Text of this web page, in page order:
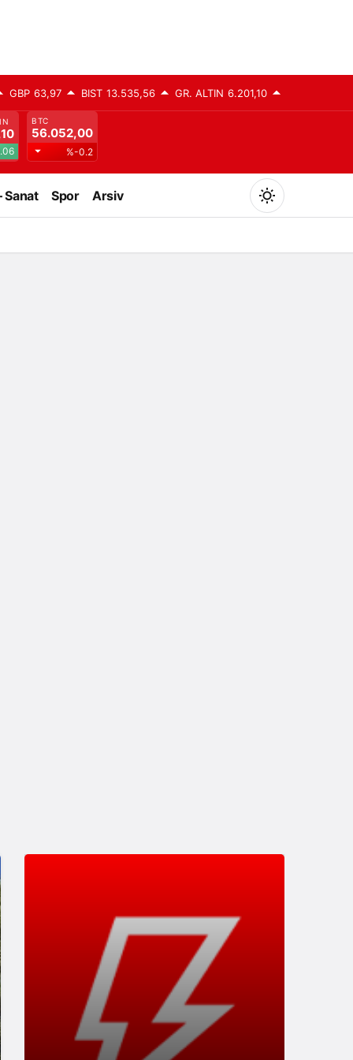
GBP 63,97 BIST 13.535,56 GR. ALTIN 6.201,10
BTC
56.052,00
%-0.2
Sanat Spor Arsiv
Mod
değiştir